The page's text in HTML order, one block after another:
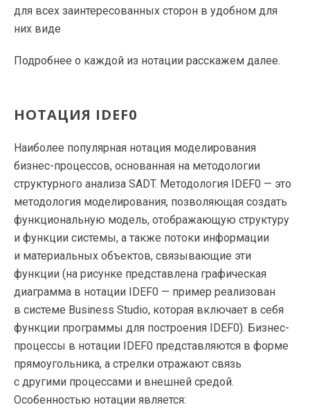
для всех заинтересованных сторон в удобном для
них виде
Подробнее о каждой из нотации расскажем далее.
НОТАЦИЯ IDEF0
Наиболее популярная нотация моделирования
бизнес-процессов, основанная на методологии
структурного анализа SADT. Методология IDEF0 — это
методология моделирования, позволяющая создать
функциональную модель, отображающую структуру
и функции системы, а также потоки информации
и материальных объектов, связывающие эти
функции (на рисунке представлена графическая
диаграмма в нотации IDEF0 — пример реализован
в системе Business Studio, которая включает в себя
функции программы для построения IDEF0). Бизнес-
процессы в нотации IDEF0 представляются в форме
прямоугольника, а стрелки отражают связь
с другими процессами и внешней средой.
Особенностью нотации является: